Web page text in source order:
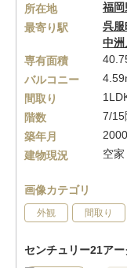
所在地 福岡
最寄り駅
呉服
中洲
専有面積
バルコニー
間取り
階数
7/15
築年月
建物現況
空家
画像カテゴリ
外観 間取り
センチュリー21ア